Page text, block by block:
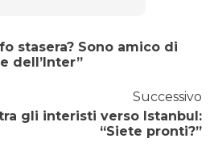
stasera? Sono amico di
dell’Inter”
Successivo
gli interisti verso Istanbul:
“Siete pronti?”